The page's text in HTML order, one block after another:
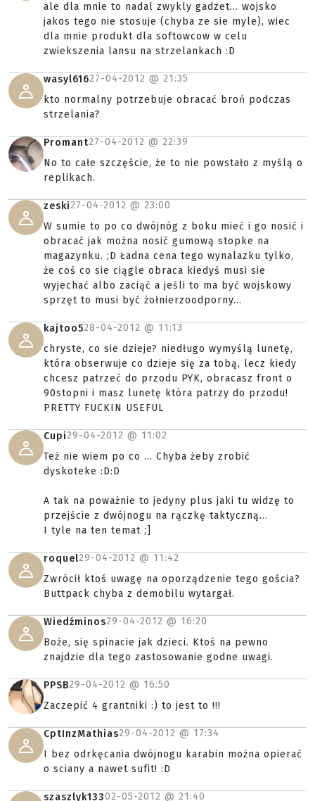
ale dla mnie to nadal zwykly gadzet... wojsko
jakos tego nie stosuje (chyba ze sie myle), wiec
dla mnie produkt dla softowcow w celu
zwiekszenia lansu na strzelankach :D
wasyl61627-04-2012 @ 21:35
kto normalny potrzebuje obracać broń podczas
strzelania?
Promant27-04-2012 @ 22:39
No to całe szczęście, że to nie powstało z myślą o
replikach.
zeski27-04-2012 @ 23:00
W sumie to po co dwójnóg z boku mieć i go nosić i
obracać jak można nosić gumową stopke na
magazynku. ;D Ładna cena tego wynalazku tylko,
że coś co sie ciągle obraca kiedyś musi sie
wyjechać albo zaciąć a jeśli to ma być wojskowy
sprzęt to musi być żołnierzoodporny...
kajtoo528-04-2012 @ 11:13
chryste, co sie dzieje? niedługo wymyślą lunetę,
która obserwuje co dzieje się za tobą, lecz kiedy
chcesz patrzeć do przodu PYK, obracasz front o
90stopni i masz lunetę która patrzy do przodu!
PRETTY FUCKIN USEFUL
Cupi29-04-2012 @ 11:02
Też nie wiem po co ... Chyba żeby zrobić
dyskoteke :D:D
A tak na poważnie to jedyny plus jaki tu widzę to
przejście z dwójnogu na rączkę taktyczną...
I tyle na ten temat ;]
roquel29-04-2012 @ 11:42
Zwrócił ktoś uwagę na oporządzenie tego gościa?
Buttpack chyba z demobilu wytargał.
Wiedźminos29-04-2012 @ 16:20
Boże, się spinacie jak dzieci. Ktoś na pewno
znajdzie dla tego zastosowanie godne uwagi.
PPSB29-04-2012 @ 16:50
Zaczepić 4 grantniki :) to jest to !!!
CptInzMathias29-04-2012 @ 17:34
I bez odrkęcania dwójnogu karabin można opierać
o sciany a nawet sufit! :D
szaszlyk13302-05-2012 @ 21:40